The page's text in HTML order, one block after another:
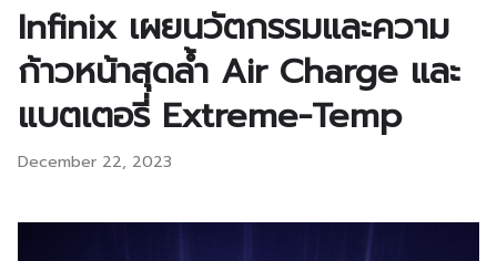
Infinix เผยนวัตกรรมและความ
ก้าวหน้าสุดล้ำ Air Charge และ
แบตเตอรี่ Extreme-Temp
December 22, 2023